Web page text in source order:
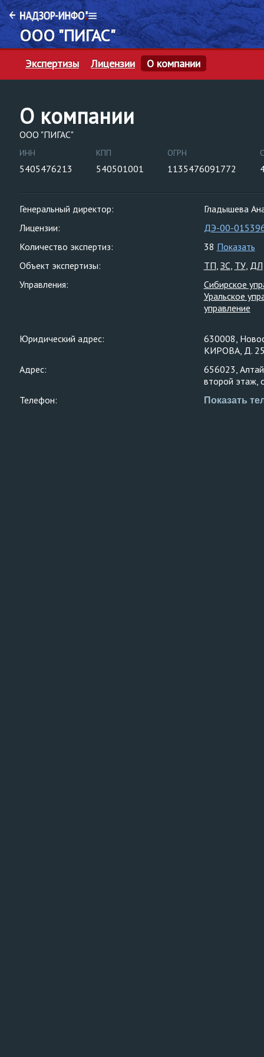
ООО "ПИГАС"
Экспертизы Лицензии О компании
О компании
ООО "ПИГАС"
ИНН
5405476213
КПП
540501001
ОГРН
1135476091772
Генеральный директор:
Гладышева
Лицензии:
ДЭ-00-
Количество экспертиз:
38 Показать
Объект экспертизы:
ТП ЗС ТУ ДЛ
Управления:
Сибирское
Уральское
управление
Юридический адрес:
630008,
КИРОВА, Д.
Адрес:
656023,
второй этаж,
Телефон:
Показать